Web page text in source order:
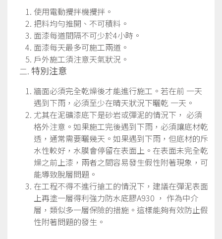
使用電動攪拌機攪拌。
把料均勻推開、不可積料。
面漆每道間隔不可少於4小時。
面漆每天最多可施工兩道。
戶外施工須注意天氣狀況。
特別注意
牆面必須完全乾燥後才能進行施工。若在前 一天
遇到下雨，必須至少在晴天狀況下曬乾 一天。
尤其在泥礦漆底下是砂岩或彈泥的情況下， 必須
格外注意。如果施工完後遇到下雨，必須讓底材乾
透，通常需要曬幾天。如果遇到下雨，但底材的斥
水性較好，水膜會停留在表面上。在表面未完全乾
燥之前上漆，兩者之間容易發生假性附著現象，可
能導致脫層問題。
在工程不得不進行搶工的情況下，建議在彈泥表面
上再塗一層得利強力防水底膠A930 ， 作為中介
層，類似多一層保險的措施。這樣能夠有效防止假
性附著問題的發生。